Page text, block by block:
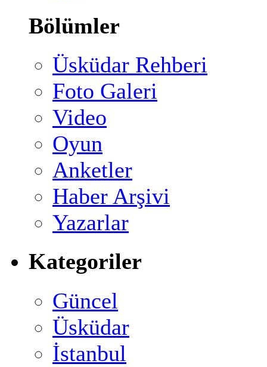
Bölümler
Üsküdar Rehberi
Foto Galeri
Video
Oyun
Anketler
Haber Arşivi
Yazarlar
Kategoriler
Güncel
Üsküdar
İstanbul